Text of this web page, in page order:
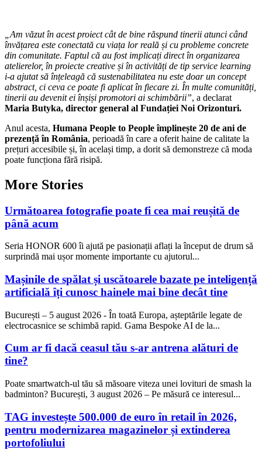
„Am văzut în acest proiect cât de bine răspund tinerii atunci când
învățarea este conectată cu viața lor reală și cu probleme concrete
din comunitate. Faptul că au fost implicați direct în organizarea
atelierelor, în proiecte creative și în activități de tip service learning
i-a ajutat să înțeleagă că sustenabilitatea nu este doar un concept
abstract, ci ceva ce poate fi aplicat în fiecare zi. În multe comunități,
tinerii au devenit ei înșiși promotori ai schimbării”, a declarat
Maria Butyka, director general al Fundației Noi Orizonturi.
Anul acesta, Humana People to People împlinește 20 de ani de
prezență în România, perioadă în care a oferit haine de calitate la
prețuri accesibile și, în același timp, a dorit să demonstreze că moda
poate funcționa fără risipă.
More Stories
Următoarea fotografie poate fi cea mai reușită de
până acum
Seria HONOR 600 îi ajută pe pasionații aflați la început de drum să
surprindă mai ușor momente importante cu ajutorul...
Mașinile de spălat și uscătoarele bazate pe inteligență
artificială îți cunosc hainele mai bine decât tine
București – 5 august 2026 - În toată Europa, așteptările legate de
electrocasnice se schimbă rapid. Gama Bespoke AI de la...
Cum ar fi dacă ceasul tău s-ar antrena alături de
tine?
Poate smartwatch-ul tău să măsoare viteza unei lovituri de smash la
badminton? București, 3 august 2026 – Pe măsură ce interesul...
TAG investește 500.000 de euro în retail în 2026,
pentru modernizarea magazinelor și extinderea
portofoliului